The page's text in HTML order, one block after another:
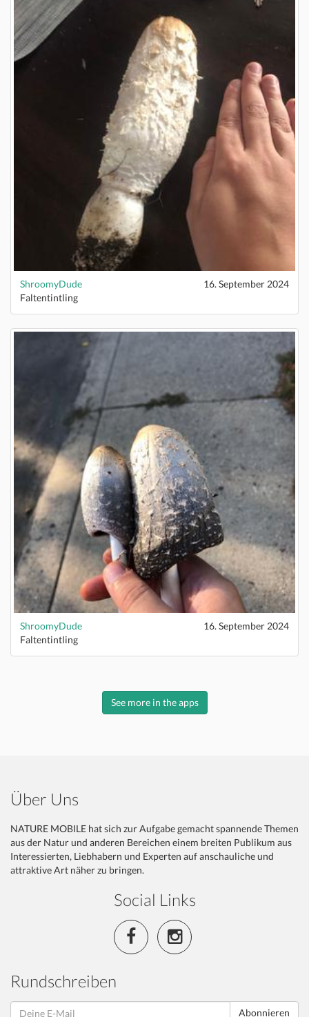
ShroomyDude
16. September 2024
Faltentintling
ShroomyDude
16. September 2024
Faltentintling
See more in the apps
Über Uns
NATURE MOBILE hat sich zur Aufgabe gemacht spannende Themen
aus der Natur und anderen Bereichen einem breiten Publikum aus
Interessierten, Liebhabern und Experten auf anschauliche und
attraktive Art näher zu bringen.
Social Links
Rundschreiben
Abonnieren